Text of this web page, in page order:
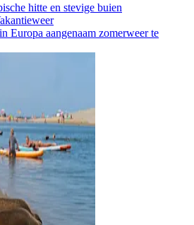
hitte en stevige buien
Europa aangenaam zomerweer te